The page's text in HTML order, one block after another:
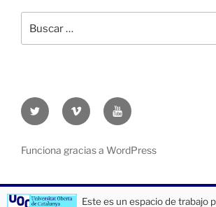
por:
Twitter
UOC
Vimeo
UOC
Youtube
UOC
Funciona gracias a WordPress
Este es un espacio de trabajo